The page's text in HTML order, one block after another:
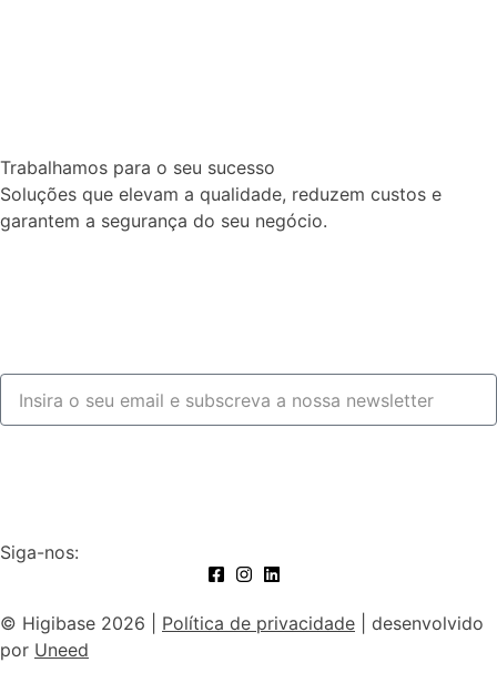
Trabalhamos para o seu sucesso
Soluções que elevam a qualidade, reduzem custos e
garantem a segurança do seu negócio.
Siga-nos:
© Higibase 2026 | Política de privacidade | desenvolvido
por Uneed